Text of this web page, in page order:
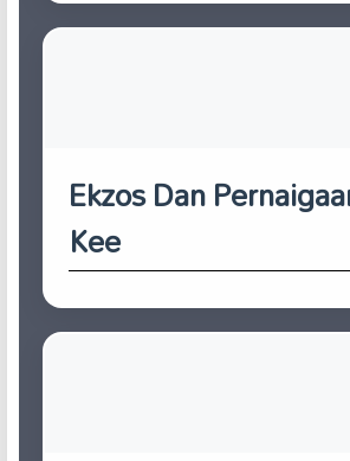
Ekzos Dan
Kee